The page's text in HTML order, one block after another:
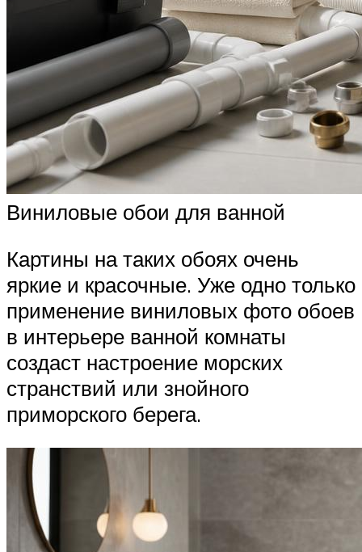
Виниловые обои для ванной
Картины на таких обоях очень
яркие и красочные. Уже одно только
применение виниловых фото обоев
в интерьере ванной комнаты
создаст настроение морских
странствий или знойного
приморского берега.